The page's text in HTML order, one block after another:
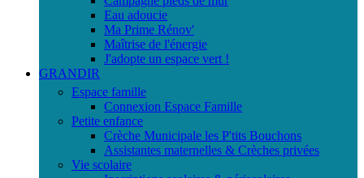
Eau adoucie
Ma Prime Rénov'
Maîtrise de l'énergie
J'adopte un espace vert !
GRANDIR
Espace famille
Connexion Espace Famille
Petite enfance
Crèche Municipale les P'tits Bouchons
Assistantes maternelles & Crèches privées
Vie scolaire